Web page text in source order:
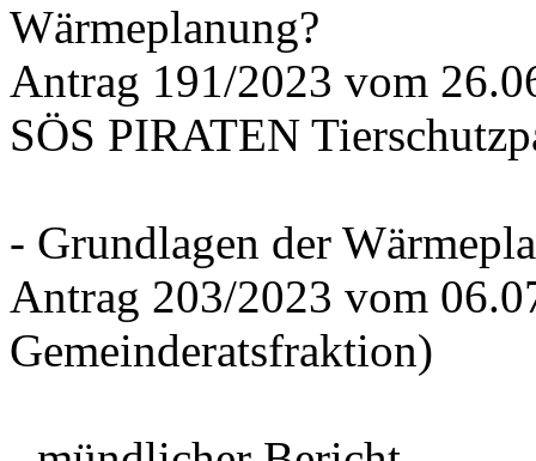
Wärmeplanung?
Antrag 191/2023 vom
SÖS PIRATEN
- Grundlagen der
Antrag 203/2023 vom
Gemeinderatsfraktion)